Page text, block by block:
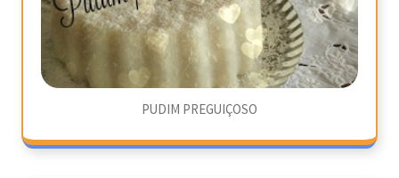
PUDIM PREGUIÇOSO